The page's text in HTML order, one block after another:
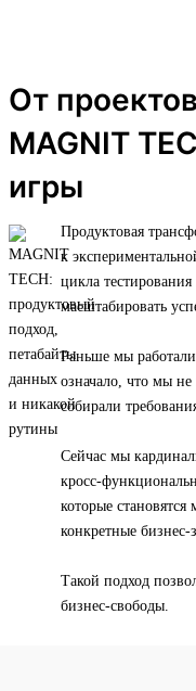
От
MAGNIT
игры
Продуктовая
к
цикла
масштабировать
Раньше мы
означало, что мы
собирали
Сейчас мы
кросс-
которые
конкретные бизнес-
Такой подход
бизнес-свободы.